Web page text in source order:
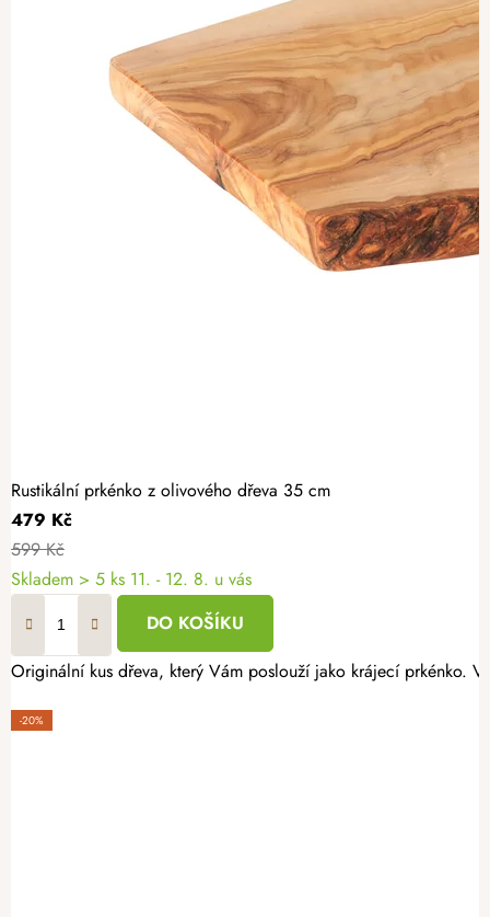
Rustikální prkénko z olivového dřeva 35 cm
479 Kč
599 Kč
Skladem > 5 ks 11. - 12. 8. u vás
DO KOŠÍKU
Originální kus dřeva, který Vám poslouží jako krájecí prkénko.
-20%